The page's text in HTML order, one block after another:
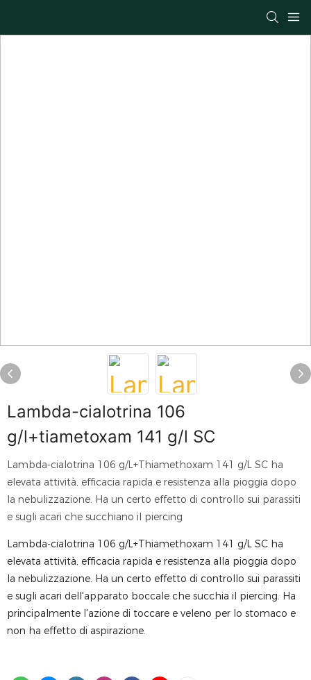
Lambda-cialotrina 106
g/l+tiametoxam 141 g/l SC
Lambda-cialotrina 106 g/L+Thiamethoxam 141 g/L SC ha
elevata attività, efficacia rapida e resistenza alla pioggia dopo
la nebulizzazione. Ha un certo effetto di controllo sui parassiti
e sugli acari che succhiano il piercing
Lambda-cialotrina 106 g/L+Thiamethoxam 141 g/L SC ha
elevata attività, efficacia rapida e resistenza alla pioggia dopo
la nebulizzazione. Ha un certo effetto di controllo sui parassiti
e sugli acari dell'apparato boccale che succhia il piercing. Ha
principalmente l'azione di toccare e veleno per lo stomaco e
non ha effetto di aspirazione.